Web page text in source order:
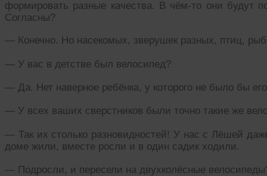
формировать разные качества. В чём-то они будут
Согласны?
— Конечно. Но насекомых, зверушек разных, птиц,
— У вас в детстве был велосипед?
— Да. Нет наверное ребёнка, у которого не было бы его
— У всех ваших сверстников были точно такие же
— Так их столько разновидностей! У нас с Лёшей
доме жили, вместе росли и в один садик ходили.
— Подросли, и пересели на двухколёсные